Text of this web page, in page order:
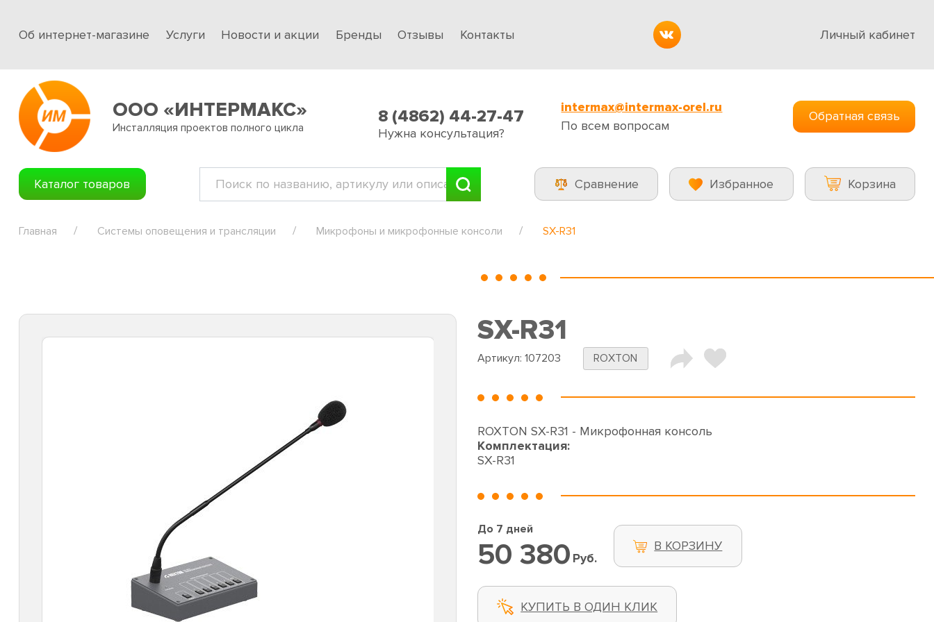
Об интернет-магазине Услуги Новости и акции Бренды Отзывы Контакты Личный кабинет
ООО «ИНТЕРМАКС»
Инсталляция проектов полного цикла
8 (4862) 44-27-47
Нужна консультация?
intermax@intermax-orel.ru
По всем вопросам
Обратная связь
Каталог товаров Сравнение Избранное Корзина
Главная Системы оповещения и трансляции Микрофоны и микрофонные консоли SX-R31
SX-R31
Артикул: 107203 ROXTON
ROXTON SX-R31 - Микрофонная консоль
Комплектация:
SX-R31
До 7 дней
50 380 Руб.
В КОРЗИНУ
КУПИТЬ В ОДИН КЛИК